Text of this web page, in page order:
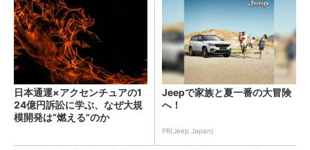
日本通運×アクセンチュアの1
24億円訴訟に学ぶ、なぜ大規
模開発は“燃える”のか
Jeepで家族と夏一番の大冒険
へ！
PR(Jeep Japan)